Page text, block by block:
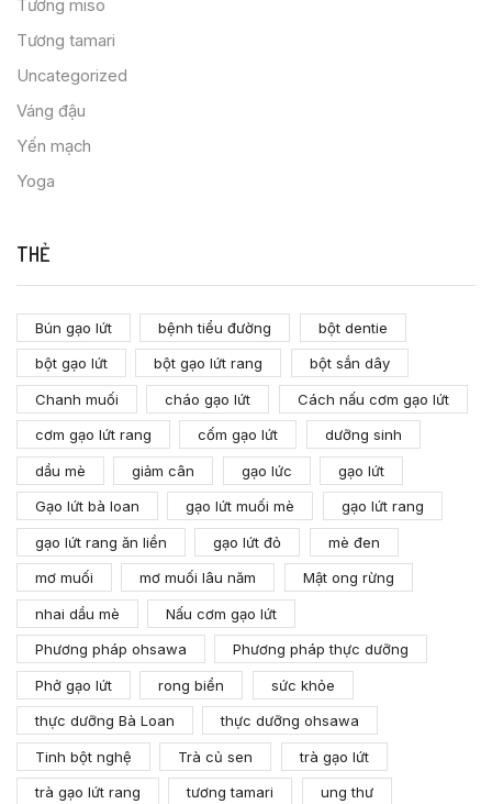
Tương miso
Tương tamari
Uncategorized
Váng đậu
Yến mạch
Yoga
THẺ
Bún gạo lứt bệnh tiểu đường bột dentie
bột gạo lứt bột gạo lứt rang bột sắn dây
Chanh muối cháo gạo lứt Cách nấu cơm gạo lứt
cơm gạo lứt rang cốm gạo lứt dưỡng sinh
dầu mè giảm cân gạo lức gạo lứt
Gạo lứt bà loan gạo lứt muối mè gạo lứt rang
gạo lứt rang ăn liền gạo lứt đỏ mè đen
mơ muối mơ muối lâu năm Mật ong rừng
nhai dầu mè Nấu cơm gạo lứt
Phương pháp ohsawa Phương pháp thực dưỡng
Phở gạo lứt rong biển sức khỏe
thực dưỡng Bà Loan thực dưỡng ohsawa
Tinh bột nghệ Trà củ sen trà gạo lứt
trà gạo lứt rang tương tamari ung thư